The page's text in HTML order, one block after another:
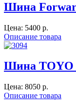
Шина
Цена: 5400 p.
Описание товара
Шина TOYO
Цена: 8050 p.
Описание товара